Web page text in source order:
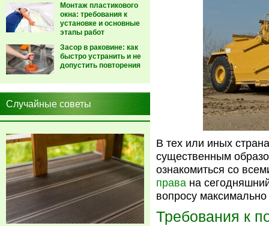
Монтаж пластикового
окна: требования к
установке и основные
этапы работ
Засор в раковине: как
быстро устранить и не
допустить повторения
Случайные советы
В тех или иных
существенным
ознакомиться со
права на
вопросу
Требования к